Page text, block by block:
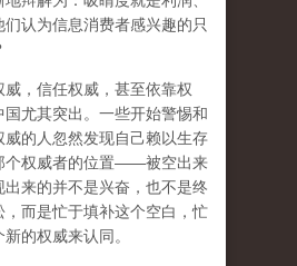
认为信息消费者感兴趣的只
，信任权威，甚至依靠权
国尤其突出。一些开始警惕和
威的人忽然发现自己赖以生存
权威者的位置——被空出来
出来的并不是兴奋，也不是终
，而是忙于填补这个空白，忙
的权威来认同。